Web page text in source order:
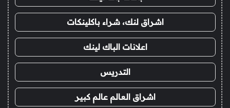
اشراق لنك، شراء باكلينكات
اعلانات الباك لينك
التدريس
اشراق العالم عالم كبير